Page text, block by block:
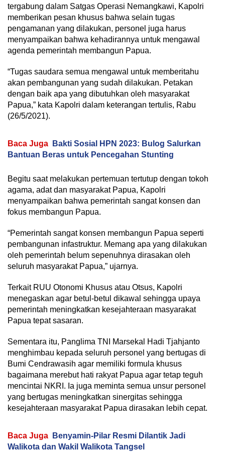
tergabung dalam Satgas Operasi Nemangkawi, Kapolri
memberikan pesan khusus bahwa selain tugas
pengamanan yang dilakukan, personel juga harus
menyampaikan bahwa kehadirannya untuk mengawal
agenda pemerintah membangun Papua.
“Tugas saudara semua mengawal untuk memberitahu
akan pembangunan yang sudah dilakukan. Petakan
dengan baik apa yang dibutuhkan oleh masyarakat
Papua,” kata Kapolri dalam keterangan tertulis, Rabu
(26/5/2021).
Baca Juga
Bakti Sosial HPN 2023: Bulog Salurkan
Bantuan Beras untuk Pencegahan Stunting
Begitu saat melakukan pertemuan tertutup dengan tokoh
agama, adat dan masyarakat Papua, Kapolri
menyampaikan bahwa pemerintah sangat konsen dan
fokus membangun Papua.
“Pemerintah sangat konsen membangun Papua seperti
pembangunan infastruktur. Memang apa yang dilakukan
oleh pemerintah belum sepenuhnya dirasakan oleh
seluruh masyarakat Papua,” ujarnya.
Terkait RUU Otonomi Khusus atau Otsus, Kapolri
menegaskan agar betul-betul dikawal sehingga upaya
pemerintah meningkatkan kesejahteraan masyarakat
Papua tepat sasaran.
Sementara itu, Panglima TNI Marsekal Hadi Tjahjanto
menghimbau kepada seluruh personel yang bertugas di
Bumi Cendrawasih agar memiliki formula khusus
bagaimana merebut hati rakyat Papua agar tetap teguh
mencintai NKRI. Ia juga meminta semua unsur personel
yang bertugas meningkatkan sinergitas sehingga
kesejahteraan masyarakat Papua dirasakan lebih cepat.
Baca Juga
Benyamin-Pilar Resmi Dilantik Jadi
Walikota dan Wakil Walikota Tangsel